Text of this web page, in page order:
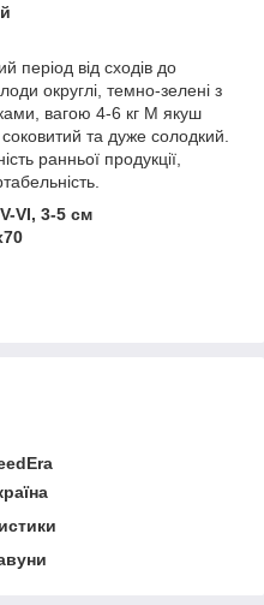
період від сходів до
округлі, темно-зелені з
вагою 4-6 кг М якуш
та дуже солодкий.
ранньої продукції,
VI, 3-5 см